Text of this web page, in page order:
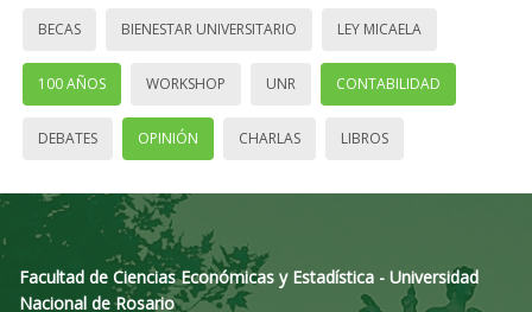
BECAS BIENESTAR UNIVERSITARIO LEY MICAELA
100 AÑOS WORKSHOP UNR CONTABILIDAD
DEBATES OPINIÓN CHARLAS LIBROS
Facultad de Ciencias Económicas y Estadística - Universidad
Nacional de Rosario